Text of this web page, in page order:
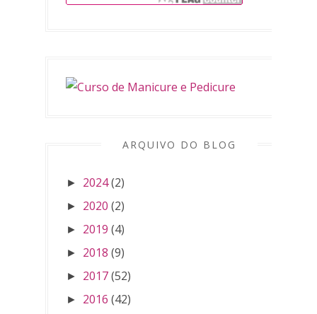
ARQUIVO DO BLOG
► 2024(2)
► 2020 (2)
► 2019 (4)
► 2018 (9)
► 2017(52)
► 2016 (42)